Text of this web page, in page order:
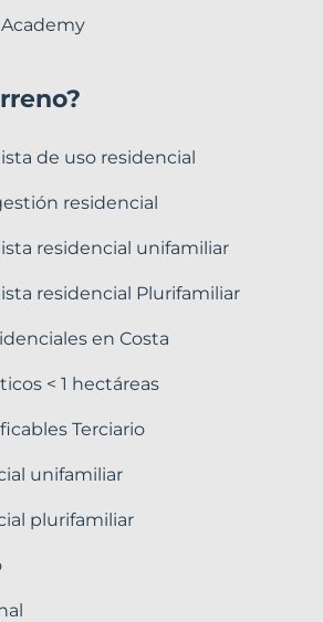
de uso residencial
residencial
residencial unifamiliar
residencial Plurifamiliar
en Costa
< 1 hectáreas
Terciario
unifamiliar
plurifamiliar